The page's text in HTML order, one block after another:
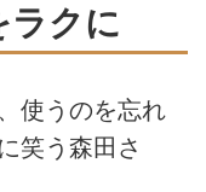
ラクに
使うのを忘れ
笑う森田さ